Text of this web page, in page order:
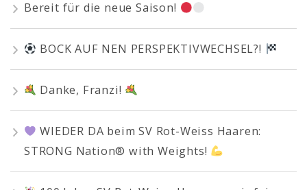
Bereit für die neue Saison!
BOCK AUF NEN PERSPEKTIVWECHSEL?!
Danke, Franzi!
WIEDER DA beim SV Rot-Weiss Haaren:
STRONG Nation® with Weights!